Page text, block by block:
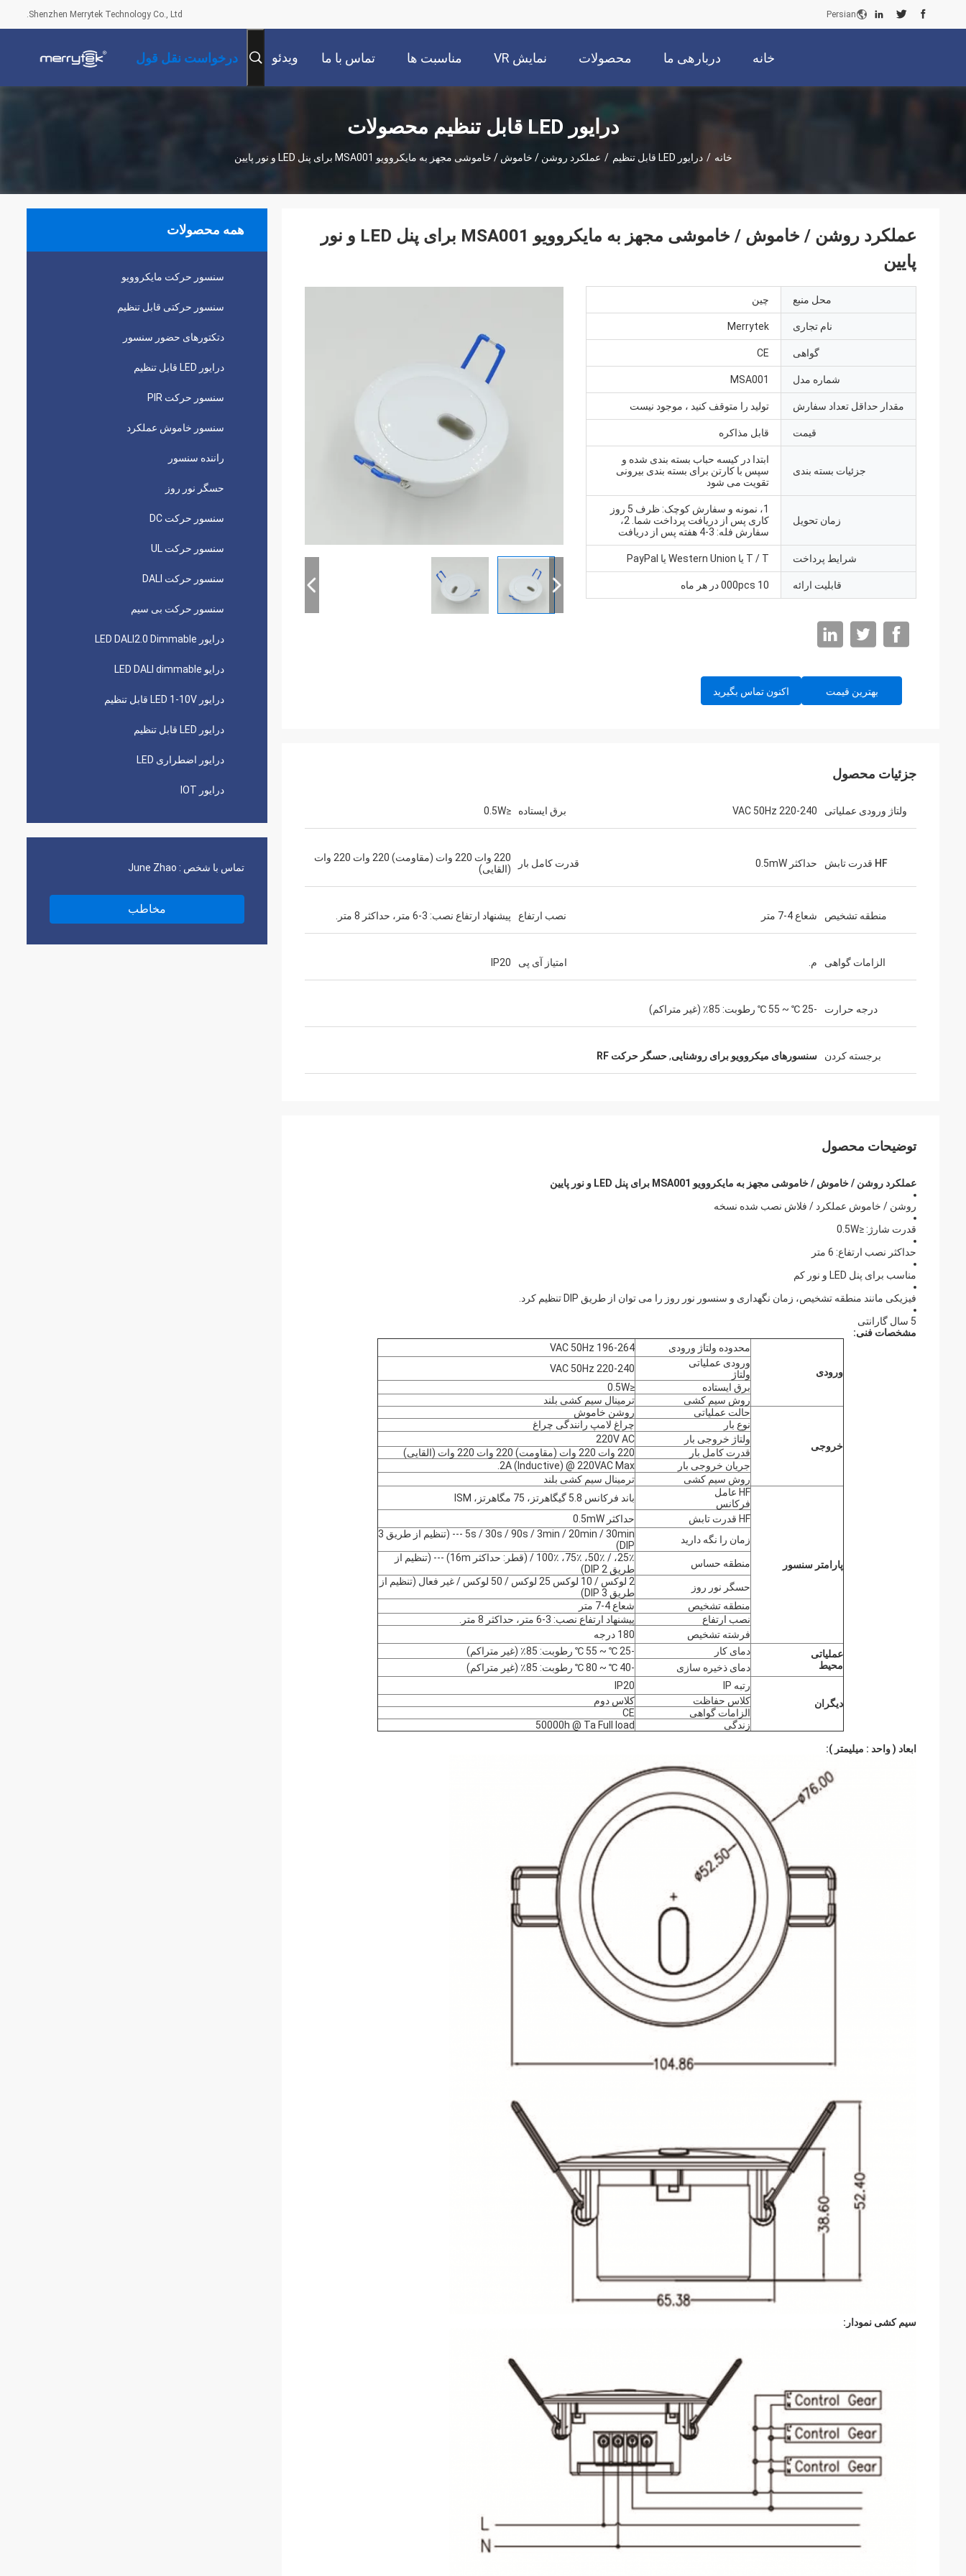
Shenzhen Merrytek Technology Co., Ltd. Persian
خانه دربارهی ما محصولات نمایش VR مناسبت ها تماس با ما ویدئو درخواست نقل قول
درایور LED قابل تنظیم محصولات
خانه / درایور LED قابل تنظیم / عملکرد روشن / خاموش / خاموشی مجهز به مایکروویو MSA001 برای پنل LED و نور پایین
همه محصولات
سنسور حرکت مایکروویو
سنسور حرکتی قابل تنظیم
دتکتورهای حضور سنسور
درایور LED قابل تنظیم
سنسور حرکت PIR
سنسور خاموش عملکرد
راننده سنسور
حسگر نور روز
سنسور حرکت DC
سنسور حرکت UL
سنسور حرکت DALI
سنسور حرکت بی سیم
درایور LED DALI2.0 Dimmable
درایو LED DALI dimmable
درایور LED 1-10V قابل تنظیم
درایور LED قابل تنظیم
درایور اضطراری LED
درایور IOT
تماس با شخص : June Zhao
مخاطب
عملکرد روشن / خاموش / خاموشی مجهز به مایکروویو MSA001 برای پنل LED و نور
پایین
محل منبع چین
نام تجاری Merrytek
گواهی CE
شماره مدل MSA001
مقدار حداقل تعداد سفارش تولید را متوقف کنید ، موجود نیست
قیمت قابل مذاکره
جزئیات بسته بندی
ابتدا در کیسه حباب بسته بندی شده و
سپس با کارتن برای بسته بندی بیرونی
تقویت می شود
زمان تحویل
1، نمونه و سفارش کوچک: ظرف 5 روز
کاری پس از دریافت پرداخت شما. 2،
سفارش فله: 3-4 هفته پس از دریافت
شرایط پرداخت T / T یا Western Union یا PayPal
قابلیت ارائه 10 000pcs در هر ماه
بهترین قیمت اکنون تماس بگیرید
جزئیات محصول
ولتاژ ورودی عملیاتی 220-240 VAC 50Hz برق ایستاده ≤0.5W
HF قدرت تابش حداکثر 0.5mW قدرت کامل بار
220 وات 220 وات (مقاومت) 220 وات 220 وات
(القایی)
منطقه تشخیص شعاع 4-7 متر نصب ارتفاع پیشنهاد ارتفاع نصب: 3-6 متر، حداکثر 8 متر.
الزامات گواهی م. امتیاز آی پی IP20
درجه حرارت -25 ℃ ~ 55 ℃ رطوبت: 85٪ (غیر متراکم)
برجسته کردن سنسورهای میکروویو برای روشنایی,حسگر حرکت RF
توضیحات محصول
عملکرد روشن / خاموش / خاموشی مجهز به مایکروویو MSA001 برای پنل LED و نور پایین
روشن / خاموش عملکرد / فلاش نصب شده نسخه
قدرت شارژ: ≤0.5W
حداکثر نصب ارتفاع: 6 متر
مناسب برای پنل LED و نور کم
فیزیکی مانند منطقه تشخیص، زمان نگهداری و سنسور نور روز را می توان از طریق DIP تنظیم کرد.
5 سال گارانتی
مشخصات فنی:
ورودی
محدوده ولتاژ ورودی
196-264 VAC 50Hz
ورودی عملیاتی
ولتاژ
220-240 VAC 50Hz
برق ایستاده
≤0.5W
روش سیم کشی
ترمینال سیم کشی بلند
خروجی
حالت عملیاتی
روشن خاموش
نوع بار
چراغ لامپ رانندگی چراغ
ولتاژ خروجی بار
220V AC
قدرت کامل بار
220 وات 220 وات (مقاومت) 220 وات 220 وات (القایی)
جریان خروجی بار
2A (Inductive) @ 220VAC Max.
روش سیم کشی
ترمینال سیم کشی بلند
پارامتر سنسور
HF عامل
فرکانس
باند فرکانس 5.8 گیگاهرتز، 75 مگاهرتز، ISM
HF قدرت تابش
حداکثر 0.5mW
زمان را نگه دارید
5s / 30s / 90s / 3min / 20min / 30min --- (تنظیم از طریق 3
DIP)
منطقه حساس
25٪، / 50٪، 75٪، 100٪ / (قطر: حداکثر 16m) --- (تنظیم از
طریق 2 DIP)
حسگر نور روز
2 لوکس / 10 لوکس 25 لوکس / 50 لوکس / غیر فعال (تنظیم از
طریق 3 DIP)
منطقه تشخیص
شعاع 4-7 متر
نصب ارتفاع
پیشنهاد ارتفاع نصب: 3-6 متر، حداکثر 8 متر.
فرشته تشخیص
180 درجه
عملیاتی
محیط
دمای کار
-25 ℃ ~ 55 ℃ رطوبت: 85٪ (غیر متراکم)
دمای ذخیره سازی
-40 ℃ ~ 80 ℃ رطوبت: 85٪ (غیر متراکم)
دیگران
رتبه IP
IP20
کلاس حفاظت
کلاس دوم
الزامات گواهی
CE
زندگی
50000h @ Ta Full load
ابعاد (واحد : میلیمتر ):
سیم کشی نمودار: